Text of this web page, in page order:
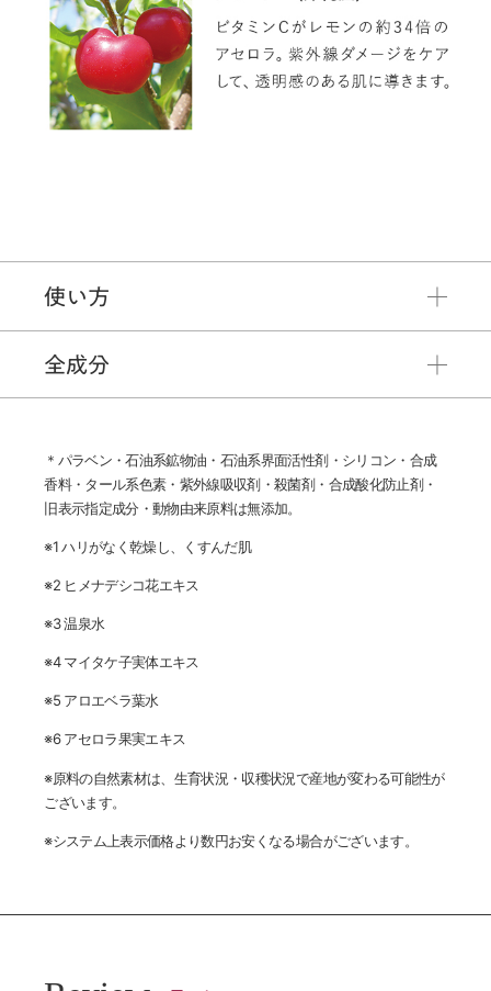
使い方
全成分
＊パラベン・石油系鉱物油・石油系界面活性剤・シリコン・合成
香料・タール系色素・紫外線吸収剤・殺菌剤・合成酸化防止剤・
旧表示指定成分・動物由来原料は無添加。
※1 ハリがなく乾燥し、くすんだ肌
※2 ヒメナデシコ花エキス
※3 温泉水
※4 マイタケ子実体エキス
※5 アロエベラ葉水
※6 アセロラ果実エキス
※原料の自然素材は、生育状況・収穫状況で産地が変わる可能性が
ございます。
※システム上表示価格より数円お安くなる場合がございます。